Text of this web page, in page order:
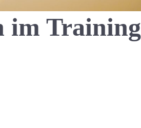
im Training